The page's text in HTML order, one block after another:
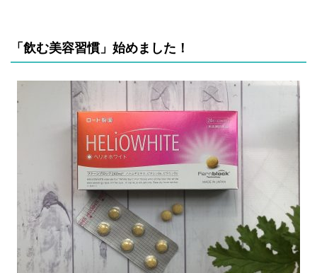
「飲む美容習慣」始めました！